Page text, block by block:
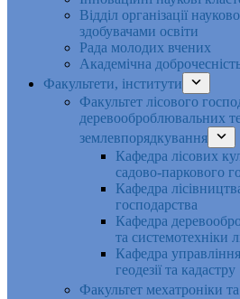
Відділ організації
здобувачами освіти
Рада молодих вчених
Академічна
Факультети, інститути
Факультет лісового
деревооброблювальних
землевпорядкування
Кафедра лісових
садово-паркового
Кафедра
господарства
Кафедра
та системотехніки
Кафедра
геодезії та кадастру
Факультет мехатроніки